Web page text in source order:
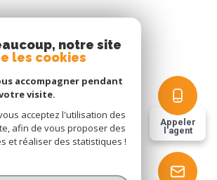
Appeler
l'agent
réservés
notre site
les cookies
accompagner pendant
visite.
acceptez l'utilisation des
afin de vous proposer des
et réaliser des statistiques !